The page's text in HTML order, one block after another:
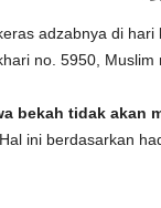
adzabnya di
no. 5950, Muslim
bekah tidak akan
Hal ini berdasarkan